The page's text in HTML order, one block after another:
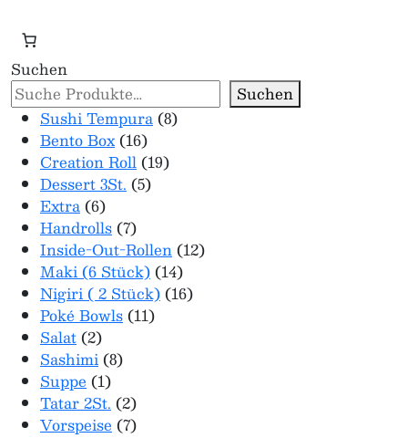
Suchen
Suchen
Sushi Tempura 88 Produkte
Bento Box 1616 Produkte
Creation Roll 1919 Produkte
Dessert 3St. 55 Produkte
Extra 66 Produkte
Handrolls 77 Produkte
Inside-Out-Rollen 1212 Produkte
Maki (6 Stück) 1414 Produkte
Nigiri ( 2 Stück) 1616 Produkte
Poké Bowls 1111 Produkte
Salat 22 Produkte
Sashimi 88 Produkte
Suppe 11 Produkt
Tatar 2St. 22 Produkte
Vorspeise 77 Produkte